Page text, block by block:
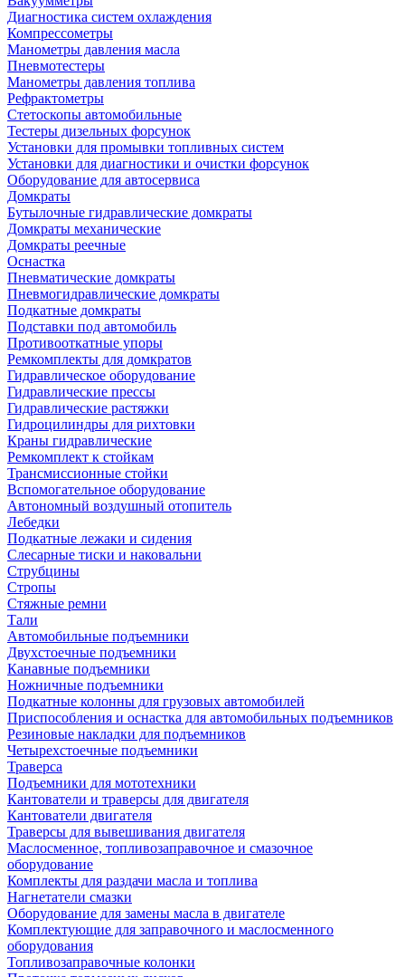
Диагностика систем охлаждения
Компрессометры
Манометры давления масла
Пневмотестеры
Манометры давления топлива
Рефрактометры
Стетоскопы автомобильные
Тестеры дизельных форсунок
Установки для промывки топливных систем
Установки для диагностики и очистки форсунок
Оборудование для автосервиса
Домкраты
Бутылочные гидравлические домкраты
Домкраты механические
Домкраты реечные
Оснастка
Пневматические домкраты
Пневмогидравлические домкраты
Подкатные домкраты
Подставки под автомобиль
Противооткатные упоры
Ремкомплекты для домкратов
Гидравлическое оборудование
Гидравлические прессы
Гидравлические растяжки
Гидроцилиндры для рихтовки
Краны гидравлические
Ремкомплект к стойкам
Трансмиссионные стойки
Вспомогательное оборудование
Автономный воздушный отопитель
Лебедки
Подкатные лежаки и сидения
Слесарные тиски и наковальни
Струбцины
Стропы
Стяжные ремни
Тали
Автомобильные подъемники
Двухстоечные подъемники
Канавные подъемники
Ножничные подъемники
Подкатные колонны для грузовых автомобилей
Приспособления и оснастка для автомобильных подъемников
Резиновые накладки для подъемников
Четырехстоечные подъемники
Траверса
Подъемники для мототехники
Кантователи и траверсы для двигателя
Кантователи двигателя
Траверсы для вывешивания двигателя
Маслосменное, топливозаправочное и смазочное
оборудование
Комплекты для раздачи масла и топлива
Нагнетатели смазки
Оборудование для замены масла в двигателе
Комплектующие для заправочного и маслосменного
оборудования
Топливозаправочные колонки